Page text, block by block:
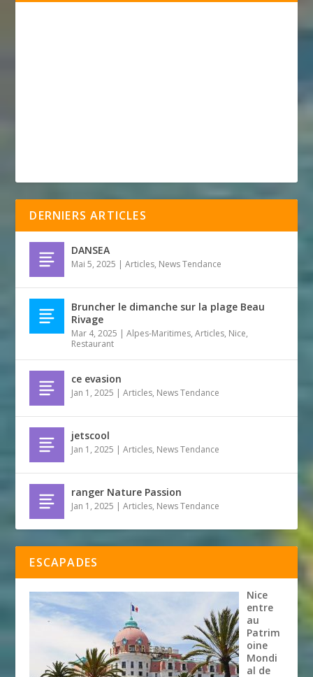
DERNIERS ARTICLES
DANSEA
Mai 5, 2025 |Articles, News Tendance
Bruncher le dimanche sur la plage Beau
Rivage
Mar 4, 2025 |Alpes-Maritimes,Articles, Nice,
Restaurant
ce evasion
Jan 1, 2025 |Articles, News Tendance
jetscool
Jan 1, 2025 |Articles, News Tendance
ranger Nature Passion
Jan 1, 2025 |Articles, News Tendance
ESCAPADES
Nice
entre
au
Patrim
oine
Mondi
al de